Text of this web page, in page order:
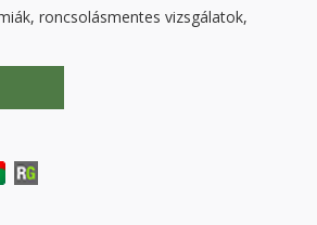
roncsolásmentes vizsgálatok,